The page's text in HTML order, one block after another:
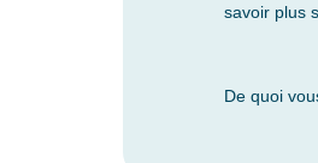
savoir plus
De quoi